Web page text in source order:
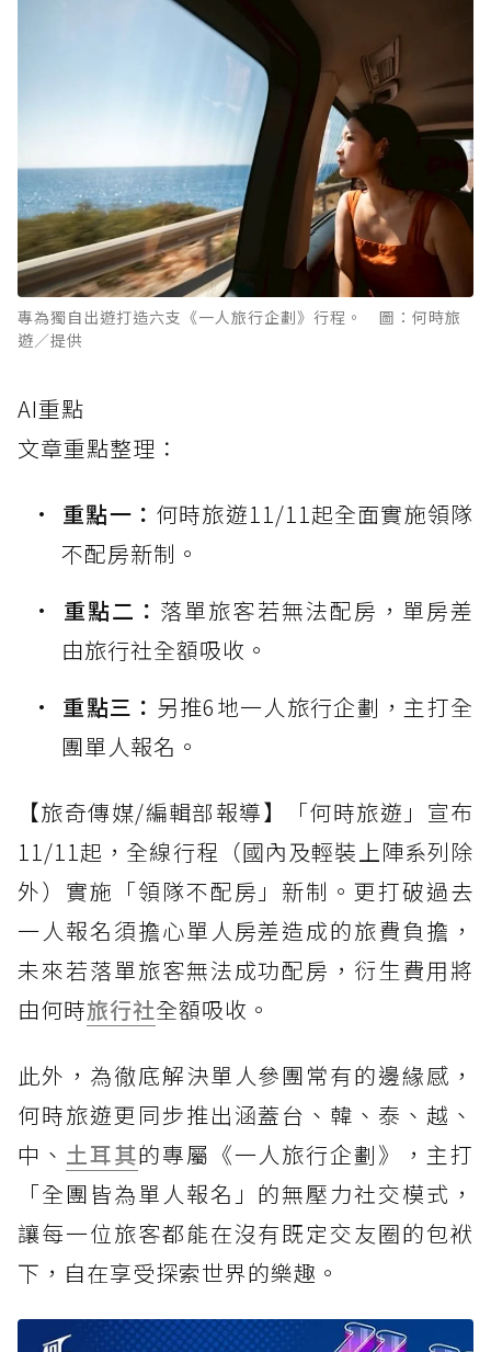
專為獨自出遊打造六支《一人旅行企劃》行程。 圖：何時旅
遊／提供
AI重點
文章重點整理：
重點一： 何時旅遊11/11起全面實施領隊
不配房新制。
重點二： 落單旅客若無法配房，單房差
由旅行社全額吸收。
重點三： 另推6地一人旅行企劃，主打全
團單人報名。
【旅奇傳媒/編輯部報導】「何時旅遊」宣布
11/11起，全線行程（國內及輕裝上陣系列除
外）實施「領隊不配房」新制。更打破過去
一人報名須擔心單人房差造成的旅費負擔，
未來若落單旅客無法成功配房，衍生費用將
由何時旅行社全額吸收。
此外，為徹底解決單人參團常有的邊緣感，
何時旅遊更同步推出涵蓋台、韓、泰、越、
中、 土耳其的專屬《一人旅行企劃》，主打
「全團皆為單人報名」的無壓力社交模式，
讓每一位旅客都能在沒有既定交友圈的包袱
下，自在享受探索世界的樂趣。